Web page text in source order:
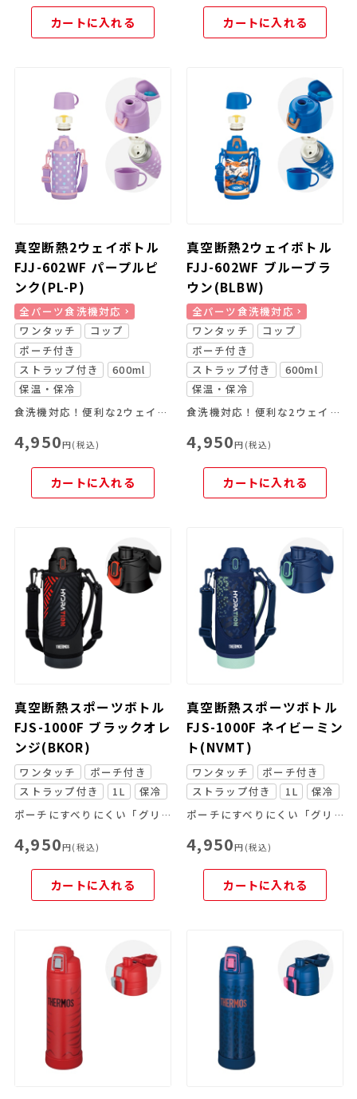
カートに入れる カートに入れる
真空断熱2ウェイボトル
FJJ-602WF パープルピ
ンク(PL-P)
全パーツ食洗機対応
ワンタッチ
コップ
ポーチ付き
ストラップ付き
600ml
保温・保冷
食洗機対応！便利な2ウェイボトル
4,950円(税込)
カートに入れる
真空断熱2ウェイボトル
FJJ-602WF ブルーブラ
ウン(BLBW)
全パーツ食洗機対応
ワンタッチ
コップ
ポーチ付き
ストラップ付き
600ml
保温・保冷
食洗機対応！便利な2ウェイボトル
4,950円(税込)
カートに入れる
真空断熱スポーツボトル
FJS-1000F ブラックオレ
ンジ(BKOR)
ワンタッチ
ポーチ付き
ストラップ付き
1L
保冷
ポーチにすべりにくい「グリップサポート」を採用！さらに飲みやすくなりました。
4,950円(税込)
カートに入れる
真空断熱スポーツボトル
FJS-1000F ネイビーミン
ト(NVMT)
ワンタッチ
ポーチ付き
ストラップ付き
1L
保冷
ポーチにすべりにくい「グリップサポート」を採用！さらに飲みやすくなりました。
4,950円(税込)
カートに入れる